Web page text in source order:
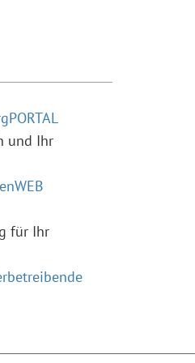
und Ihr
für Ihr